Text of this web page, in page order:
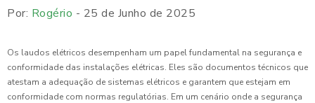
Por: Rogério - 25 de Junho de 2025
Os laudos elétricos desempenham um papel fundamental na segurança e
conformidade das instalações elétricas. Eles são documentos técnicos que
atestam a adequação de sistemas elétricos e garantem que estejam em
conformidade com normas regulatórias. Em um cenário onde a segurança